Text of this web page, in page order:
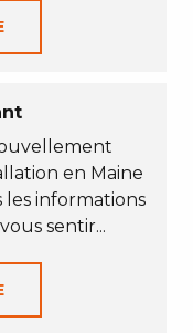
en Maine
les informations
sentir...